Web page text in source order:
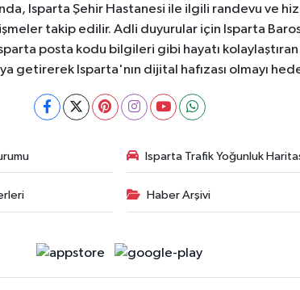
Isparta Şehir Hastanesi ile ilgili randevu ve
takip edilir. Adli duyurular için Isparta
posta kodu bilgileri gibi hayatı
getirerek Isparta'nın dijital hafızası olmayı
Isparta Trafik Yoğunluk
Haber Arşivi